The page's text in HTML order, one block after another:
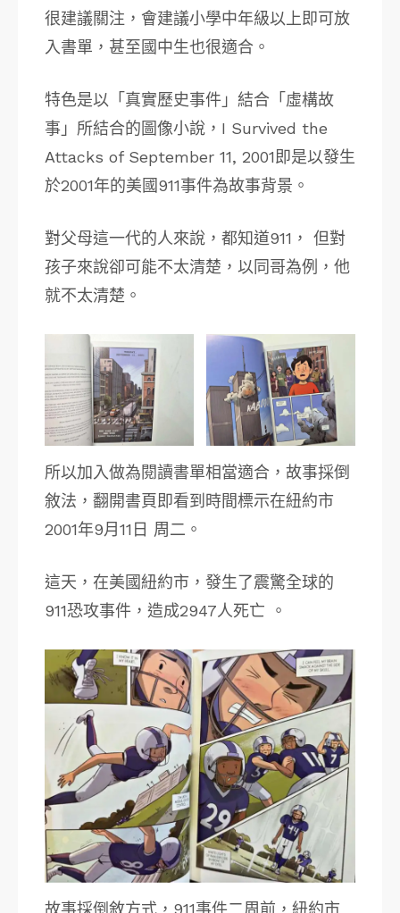
很建議關注，會建議小學中年級以上即可放
入書單，甚至國中生也很適合。
特色是以「真實歷史事件」結合「虛構故
事」所結合的圖像小說，I Survived the
Attacks of September 11, 2001即是以發生
於2001年的美國911事件為故事背景。
對父母這一代的人來說，都知道911， 但對
孩子來說卻可能不太清楚，以同哥為例，他
就不太清楚。
所以加入做為閱讀書單相當適合，故事採倒
敘法，翻開書頁即看到時間標示在紐約市
2001年9月11日 周二。
這天，在美國紐約市，發生了震驚全球的
911恐攻事件，造成2947人死亡 。
故事採倒敘方式，911事件二周前，紐約市